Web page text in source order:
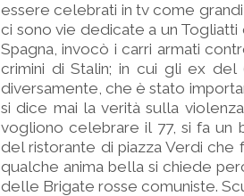
essere celebrati in tv come
ci sono vie dedicate a un
Spagna, invocò i carri armati
crimini di Stalin; in cui gli ex
diversamente, che è stato
si dice mai la verità sulla
vogliono celebrare il 77, si fa un
del ristorante di piazza Verdi che
qualche anima bella si chiede
delle Brigate rosse comuniste.